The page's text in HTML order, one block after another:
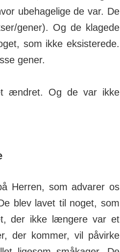
ubehagelige de var. De
­gener). Og de klagede
som ikke eksi­sterede.
gener.
ændret. Og de var ikke
Herren, som ad­varer os
blev lavet til noget, som
der ikke længere var et
der kommer, vil på­virke